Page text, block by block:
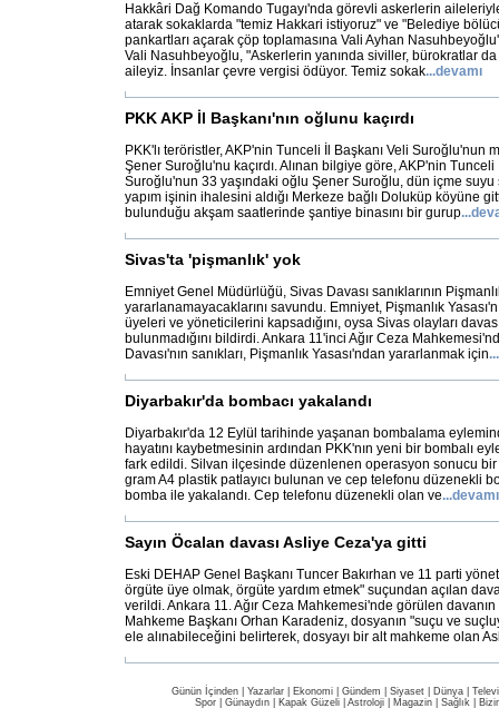
Hakkâri Dağ Komando Tugayı'nda görevli askerlerin
atarak sokaklarda "temiz Hakkari istiyoruz" ve "Belediye
pankartları açarak çöp toplamasına Vali Ayhan
Vali Nasuhbeyoğlu, "Askerlerin yanında siviller, bürokratlar
aileyiz. İnsanlar çevre vergisi ödüyor. Temiz sokak...devamı
PKK AKP İl Başkanı'nın oğlunu kaçırdı
PKK'lı teröristler, AKP'nin Tunceli İl Başkanı Veli Suroğlu'nun
Şener Suroğlu'nu kaçırdı. Alınan bilgiye göre, AKP'nin Tunceli
Suroğlu'nun 33 yaşındaki oğlu Şener Suroğlu, dün içme
yapım işinin ihalesini aldığı Merkeze bağlı Doluküp köyüne
bulunduğu akşam saatlerinde şantiye binasını bir gurup...
Sivas'ta 'pişmanlık' yok
Emniyet Genel Müdürlüğü, Sivas Davası sanıklarının
yararlanamayacaklarını savundu. Emniyet, Pişmanlık
üyeleri ve yöneticilerini kapsadığını, oysa Sivas olayları
bulunmadığını bildirdi. Ankara 11'inci Ağır Ceza
Davası'nın sanıkları, Pişmanlık Yasası'ndan yararlanmak için...
Diyarbakır'da bombacı yakalandı
Diyarbakır'da 12 Eylül tarihinde yaşanan bombalama
hayatını kaybetmesinin ardından PKK'nın yeni bir bombalı
fark edildi. Silvan ilçesinde düzenlenen operasyon sonucu
gram A4 plastik patlayıcı bulunan ve cep telefonu düzenekli
bomba ile yakalandı. Cep telefonu düzenekli olan ve...devamı
Sayın Öcalan davası Asliye Ceza'ya gitti
Eski DEHAP Genel Başkanı Tuncer Bakırhan ve 11 parti
örgüte üye olmak, örgüte yardım etmek" suçundan açılan
verildi. Ankara 11. Ağır Ceza Mahkemesi'nde görülen
Mahkeme Başkanı Orhan Karadeniz, dosyanın "suçu ve
ele alınabileceğini belirterek, dosyayı bir alt mahkeme olan
Günün İçinden Yazarlar Ekonomi Gündem Siyaset Dünya |
Spor
Günaydın Kapak Güzeli Astroloji Magazin Sağlık